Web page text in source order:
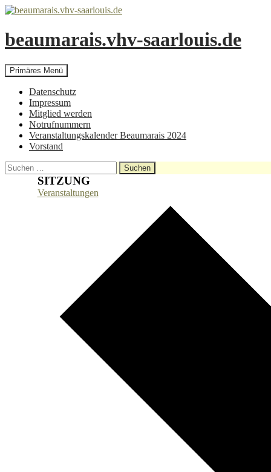
beaumarais.vhv-saarlouis.de
Suchen
Primäres Menü
Inhalt
springen
Datenschutz
Impressum
Mitglied werden
Notrufnummern
Veranstaltungskalender Beaumarais 2024
Vorstand
Suchen
nach:
SITZUNG
Veranstaltungen